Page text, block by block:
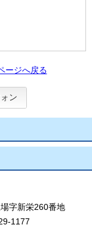
ージへ戻る
ン
字新栄260番地
1177